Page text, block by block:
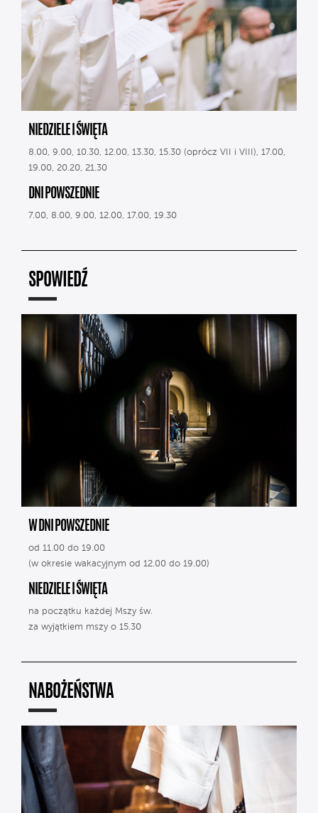
NIEDZIELE I ŚWIĘTA
8.00, 9.00, 10.30, 12.00, 13.30, 15.30 (oprócz VII i VIII), 17.00,
19.00, 20.20, 21.30
DNI POWSZEDNIE
7.00, 8.00, 9.00, 12.00, 17.00, 19.30
SPOWIEDŹ
W DNI POWSZEDNIE
od 11.00 do 19.00
(w okresie wakacyjnym od 12.00 do 19.00)
NIEDZIELE I ŚWIĘTA
na początku każdej Mszy św.
za wyjątkiem mszy o 15.30
NABOŻEŃSTWA